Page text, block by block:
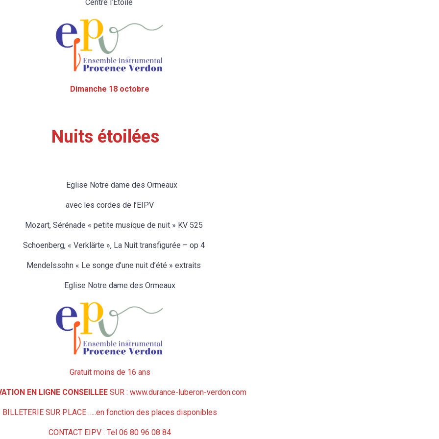
Centre l’Etoile
Dimanche 18 octobre
Nuits étoilées
Eglise Notre dame des Ormeaux
avec les cordes de l’EIPV
Mozart, Sérénade « petite musique de nuit » KV 525
Schoenberg, « Verklärte », La Nuit transfigurée – op 4
Mendelssohn « Le songe d’une nuit d’été » extraits
Eglise Notre dame des Ormeaux
Gratuit moins de 16 ans
EN LIGNE CONSEILLEE SUR : www.durance-luberon-verdon.com
BILLETERIE SUR PLACE …..en fonction des places disponibles
CONTACT EIPV : Tel 06 80 96 08 84